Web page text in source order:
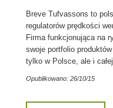
Breve Tufvassons to
regulatorów prędkości
Firma funkcjonująca na
swoje portfolio
tylko w Polsce, ale i
Opublikowano: 26/10/15